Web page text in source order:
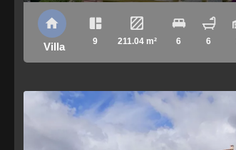
Villa 9 211.04 m² 6 6